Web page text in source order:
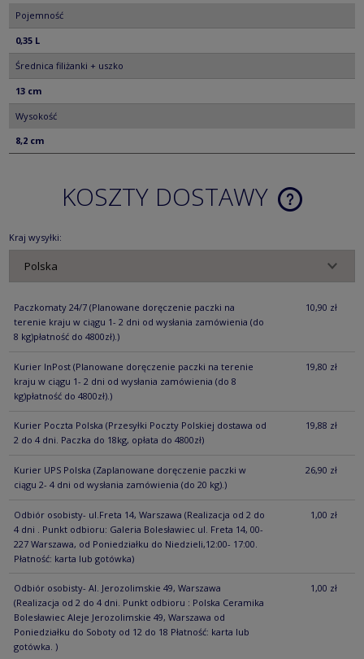
Pojemność
0,35 L
Średnica filiżanki + uszko
13 cm
Wysokość
8,2 cm
KOSZTY DOSTAWY
CENA NIE
Kraj wysyłki:
Paczkomaty 24/7 (Planowane doręczenie paczki na
terenie kraju w ciągu 1- 2 dni od wysłania zamówienia (do
8 kg)płatność do 4800zł).)
10,90 zł
Kurier InPost (Planowane doręczenie paczki na terenie
kraju w ciągu 1- 2 dni od wysłania zamówienia (do 8
kg)płatność do 4800zł).)
19,80 zł
Kurier Poczta Polska (Przesyłki Poczty Polskiej dostawa od
2 do 4 dni. Paczka do 18kg, opłata do 4800zł)
19,88 zł
Kurier UPS Polska (Zaplanowane doręczenie paczki w
ciągu 2- 4 dni od wysłania zamówienia (do 20 kg).)
26,90 zł
Odbiór osobisty- ul.Freta 14, Warszawa (Realizacja od 2 do
4 dni . Punkt odbioru: Galeria Bolesławiec ul. Freta 14, 00-
227 Warszawa, od Poniedziałku do Niedzieli,12:00- 17:00.
Płatność: karta lub gotówka)
1,00 zł
Odbiór osobisty- Al. Jerozolimskie 49, Warszawa
(Realizacja od 2 do 4 dni. Punkt odbioru : Polska Ceramika
Bolesławiec Aleje Jerozolimskie 49, Warszawa od
Poniedziałku do Soboty od 12 do 18 Płatność: karta lub
gotówka. )
1,00 zł